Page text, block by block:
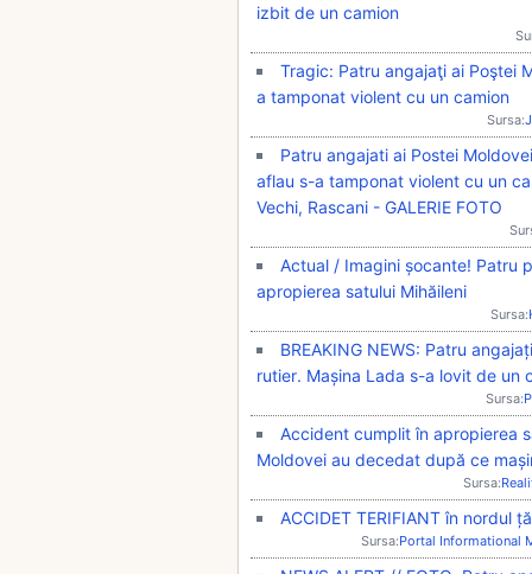
izbit de un camion
Tragic: Patru angajaţi ai Poştei
a tamponat violent cu un camion
Sursa:
Patru angajati ai Postei
aflau s-a tamponat violent cu un
Vechi, Rascani - GALERIE FOTO
Actual / Imagini șocante! Patru
apropierea satului Mihăileni
Sursa:
BREAKING NEWS: Patru
rutier. Mașina Lada s-a lovit de un
Sursa:
Accident cumplit în apropierea
Moldovei au decedat după ce
Sursa:
ACCIDET TERIFIANT în nordul
Sursa:Portal Informational